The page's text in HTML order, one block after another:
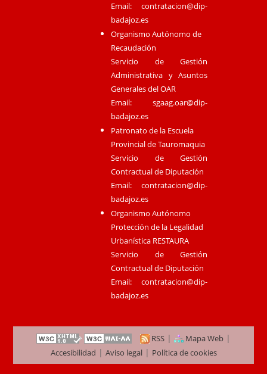
Email:contratacion@dip-
badajoz.es
Organismo Autónomo de
Recaudación
Servicio de Gestión
Administrativa y Asuntos
Generales del OAR
Email:sgaag.oar@dip-
badajoz.es
Patronato de la Escuela
Provincial de Tauromaquia
Servicio de Gestión
Contractual de Diputación
Email:contratacion@dip-
badajoz.es
Organismo Autónomo
Protección de la Legalidad
Urbanística RESTAURA
Servicio de Gestión
Contractual de Diputación
Email:contratacion@dip-
badajoz.es
RSS | Mapa Web |
Accesibilidad | Aviso legal| Política de cookies